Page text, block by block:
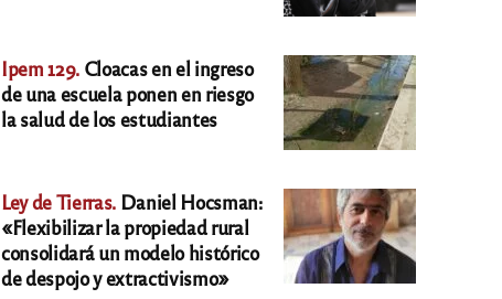
Ipem 129. Cloacas en el ingreso
de una escuela ponen en riesgo
la salud de los estudiantes
Ley de Tierras. Daniel Hocsman:
«Flexibilizar la propiedad rural
consolidará un modelo histórico
de despojo y extractivismo»